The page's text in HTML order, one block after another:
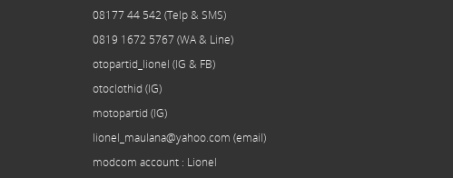
08177 44 542 (Telp & SMS)
0819 1672 5767 (WA & Line)
otopartid_lionel (IG & FB)
otoclothid (IG)
motopartid (IG)
lionel_maulana@yahoo.com (email)
modcom account : Lionel